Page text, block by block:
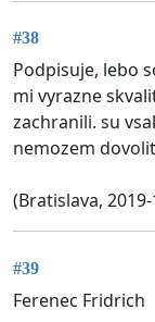
#38
Podpisuje, lebo
mi vyrazne
zachranili. su
nemozem
(Bratislava,
#39
Ferenec Fridrich